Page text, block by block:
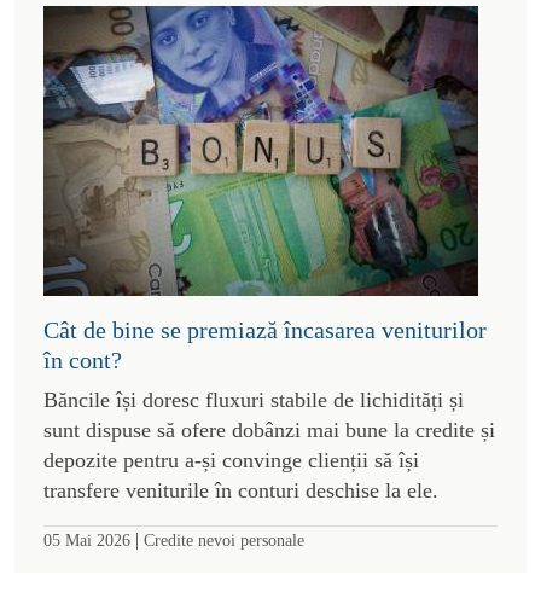
Cât de bine se premiază încasarea veniturilor
în cont?
Băncile își doresc fluxuri stabile de lichidități și
sunt dispuse să ofere dobânzi mai bune la credite și
depozite pentru a-și convinge clienții să își
transfere veniturile în conturi deschise la ele.
05 Mai 2026 | Credite nevoi personale